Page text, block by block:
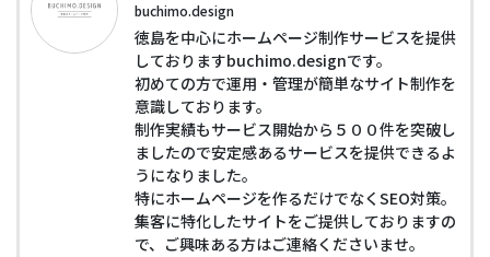
buchimo.design
徳島を中心にホームページ制作サービスを提供
しておりますbuchimo.designです。
初めての方で運用・管理が簡単なサイト制作を
意識しております。
制作実績もサービス開始から５００件を突破し
ましたので安定感あるサービスを提供できるよ
うになりました。
特にホームページを作るだけでなくSEO対策。
集客に特化したサイトをご提供しておりますの
で、ご興味ある方はご連絡くださいませ。